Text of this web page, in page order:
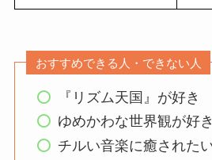
おすすめできる人・できない人
『リズム天国』が好き
ゆめかわな世界観が好き
チルい音楽に癒された